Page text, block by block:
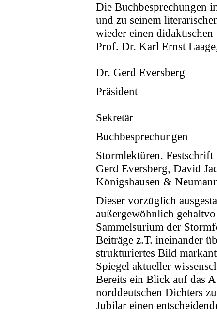
Die Buchbesprechungen
und zu seinem
wieder einen
Prof. Dr. Karl Ernst
Dr. Gerd Eversberg
Präsident
Sekretär
Buchbesprechungen
Stormlektüren.
Gerd Eversberg, David
Königshausen &
Dieser vorzüglich
außergewöhnlich
Sammelsurium der
Beiträge z.T. ineinander
strukturiertes Bild
Spiegel aktueller
Bereits ein Blick auf das
norddeutschen Dichters
Jubilar einen